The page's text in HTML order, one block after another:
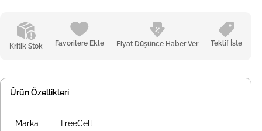
Kritik Stok Favorilere Ekle Fiyat Düşünce Haber Ver Teklif İste
Ürün Özellikleri
Marka FreeCell